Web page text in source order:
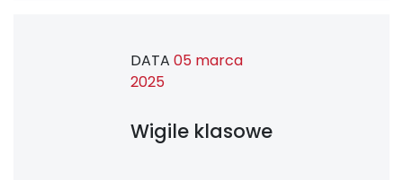
DATA 05 marca
2025
Wigile klasowe